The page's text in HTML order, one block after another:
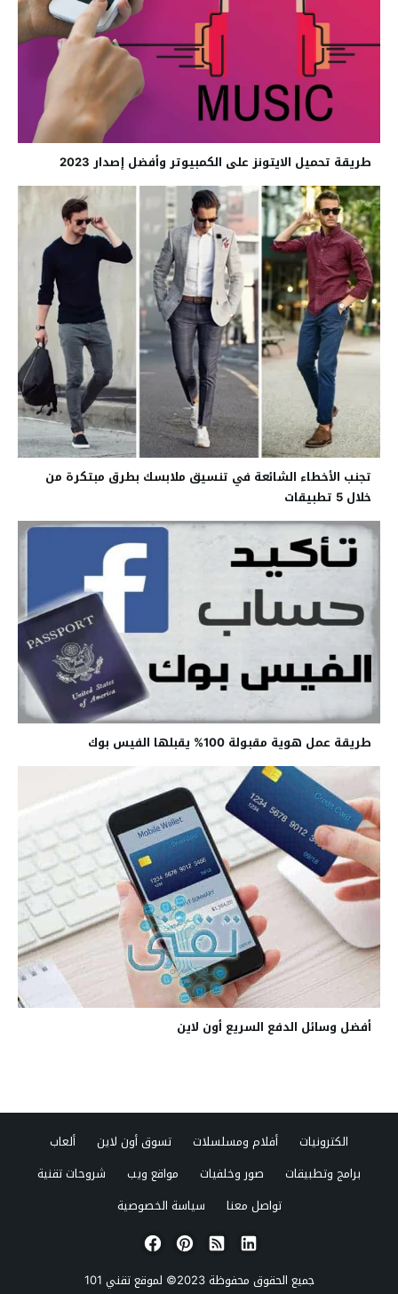
طريقة تحميل الايتونز على الكمبيوتر وأفضل إصدار 2023
تجنب الأخطاء الشائعة في تنسيق ملابسك بطرق مبتكرة من
خلال 5 تطبيقات
طريقة عمل هوية مقبولة 100% يقبلها الفيس بوك
أفضل وسائل الدفع السريع أون لاين
الكترونيات أفلام ومسلسلات تسوق أون لاين
ألعاب
برامج وتطبيقات
صور وخلفيات مواقع ويب
شروحات تقنية
تواصل معنا
سياسة الخصوصية
جميع الحقوق محفوظة 2023© لموقع تقني 101